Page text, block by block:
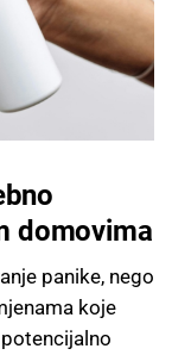
domovima
panike, nego
koje